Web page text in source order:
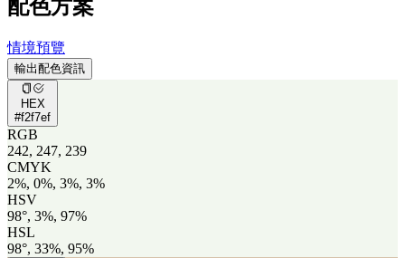
配色方案
情境預覽
輸出配色資訊
HEX
#f2f7ef
RGB
242, 247, 239
CMYK
2%, 0%, 3%, 3%
HSV
98°, 3%, 97%
HSL
98°, 33%, 95%